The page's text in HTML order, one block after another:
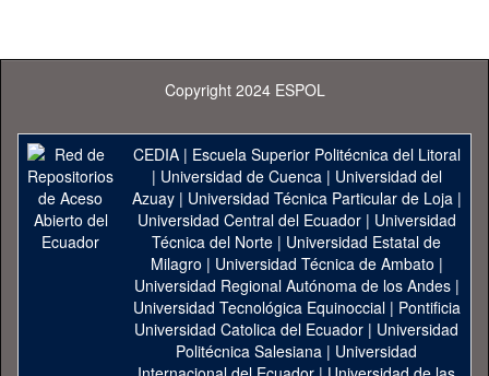
Copyright 2024 ESPOL
CEDIA| Escuela Superior Politécnica del Litoral
| Universidad de Cuenca| Universidad del
Azuay| Universidad Técnica Particular de Loja|
Universidad Central del Ecuador| Universidad
Técnica del Norte | Universidad Estatal de
Milagro | Universidad Técnica de Ambato |
Universidad Regional Autónoma de los Andes|
Universidad Tecnológica Equinoccial| Pontificia
Universidad Catolica del Ecuador | Universidad
Politécnica Salesiana | Universidad